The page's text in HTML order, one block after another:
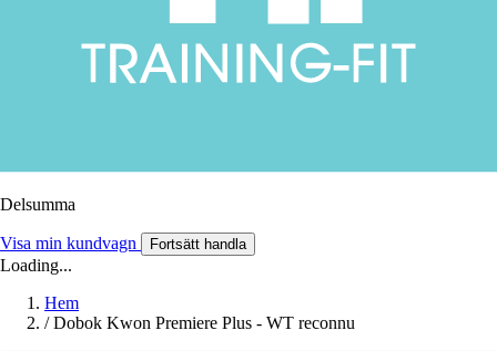
Delsumma
Visa min kundvagn Fortsätt handla
Loading...
Hem
/ Dobok Kwon Premiere Plus - WT reconnu